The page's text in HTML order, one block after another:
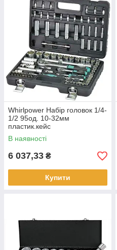
Whirlpower Набір головок 1/4-
1/2 95од. 10-32мм
пластик.кейс
В наявності
6 037,33 ₴
Купити